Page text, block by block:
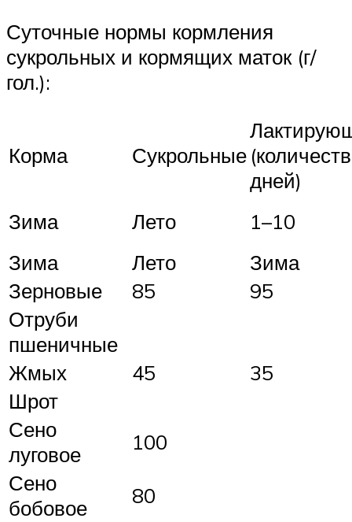
Суточные нормы кормления
сукрольных и кормящих маток (г/
гол.):
Корма Сукрольные
дней)
Зима
Лето
1–10
Зима
Лето
Зима
Зерновые
85
95
Отруби
пшеничные
Жмых
45
35
Шрот
Сено
луговое
100
Сено
бобовое
80